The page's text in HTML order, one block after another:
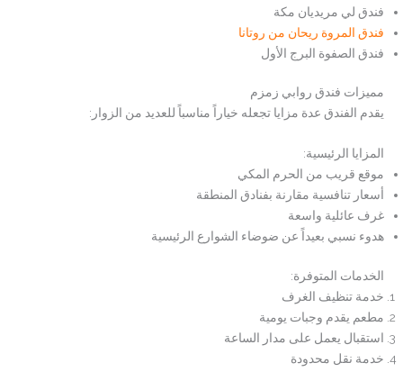
فندق لي مريديان مكة
فندق المروة ريحان من روتانا
فندق الصفوة البرج الأول
مميزات فندق روابي زمزم
يقدم الفندق عدة مزايا تجعله خياراً مناسباً للعديد من الزوار:
المزايا الرئيسية:
موقع قريب من الحرم المكي
أسعار تنافسية مقارنة بفنادق المنطقة
غرف عائلية واسعة
هدوء نسبي بعيداً عن ضوضاء الشوارع الرئيسية
الخدمات المتوفرة:
خدمة تنظيف الغرف
مطعم يقدم وجبات يومية
استقبال يعمل على مدار الساعة
خدمة نقل محدودة